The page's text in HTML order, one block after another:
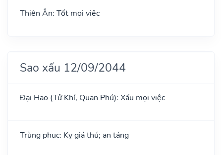
Thiên Ân: Tốt mọi việc
Sao xấu 12/09/2044
Đại Hao (Tử Khí, Quan Phú): Xấu mọi việc
Trùng phục: Kỵ giá thú; an táng